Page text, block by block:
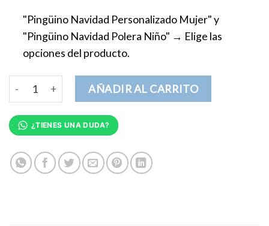
"Pingüino Navidad Personalizado Mujer" y
"Pingüino Navidad Polera Niño" → Elige las
opciones del producto.
Conjunto Pingüinos Navidad Mamá-Niño cantidad
AÑADIR AL CARRITO
¿TIENES UNA DUDA?